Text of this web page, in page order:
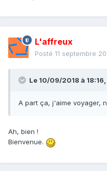
L'affreux
Posté 11 septembre
Le 10/09/2018 à 18:16,
A part ça, j'aime voyager,
Ah, bien !
Bienvenue.